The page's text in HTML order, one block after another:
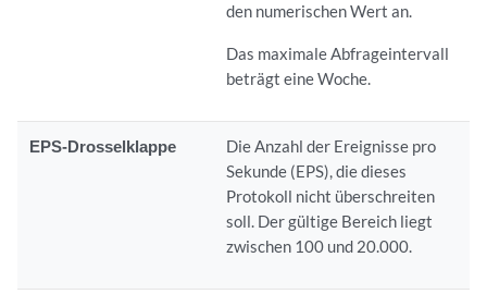
den numerischen Wert an.
Das maximale Abfrageintervall
beträgt eine Woche.
EPS-Drosselklappe
Die Anzahl der Ereignisse pro
Sekunde (EPS), die dieses
Protokoll nicht überschreiten
soll. Der gültige Bereich liegt
zwischen 100 und 20.000.